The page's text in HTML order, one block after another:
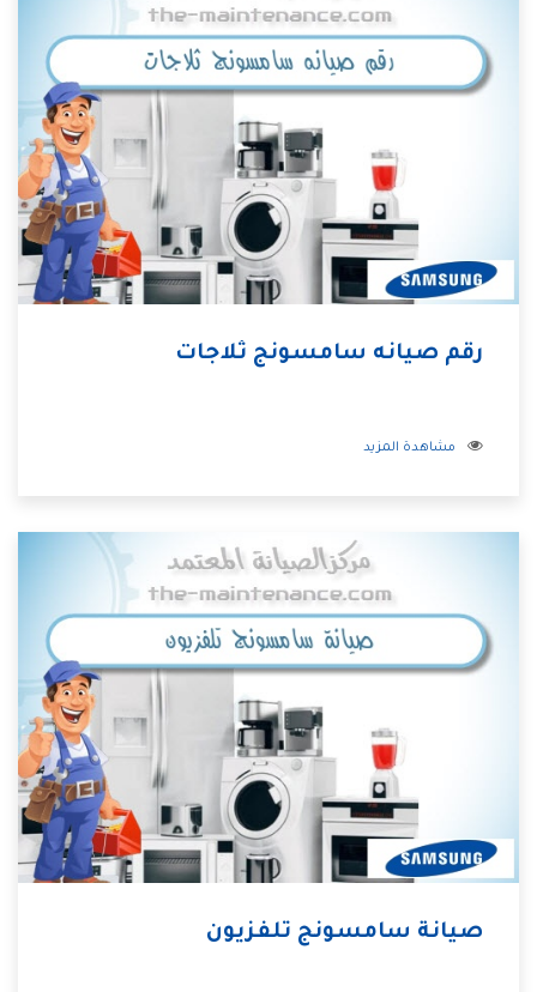
رقم صيانه سامسونج ثلاجات
مشاهدة المزيد
صيانة سامسونج تلفزيون